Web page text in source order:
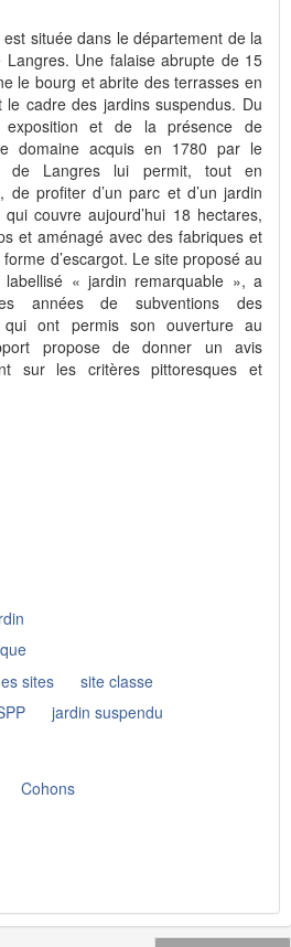
située dans le département de la
Une falaise abrupte de 15
le bourg et abrite des terrasses en
cadre des jardins suspendus. Du
et de la présence de
domaine acquis en 1780 par le
de Langres lui permit, tout en
de profiter d’un parc et d’un jardin
qui couvre aujourd’hui 18 hectares,
et aménagé avec des fabriques et
d’escargot. Le site proposé au
labellisé « jardin remarquable », a
années de subventions des
qui ont permis son ouverture au
propose de donner un avis
sur les critères pittoresques et
sites
site classe
jardin suspendu
Cohons